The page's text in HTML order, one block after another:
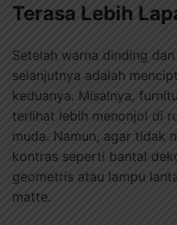
Terasa Lebih
Setelah warna dinding
selanjutnya adalah
keduanya. Misalnya,
terlihat lebih menonjol di
muda. Namun, agar tidak
kontras seperti bantal
geometris atau lampu
matte.